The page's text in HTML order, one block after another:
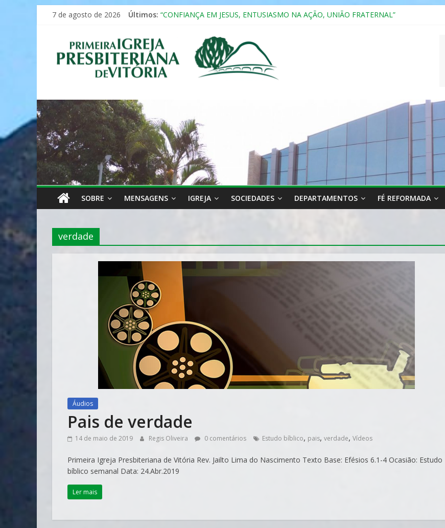
Pular
conteúdo
7 de agosto de 2026 Últimos: “CONFIANÇA EM JESUS, ENTUSIASMO NA AÇÃO, UNIÃO FRATERNAL”
Formação em Inclusão, Ensino e Relacionamento com Pessoas Atípicas
12º ENCONTRO DE CASAIS
MULHER PRESBITERIANA
Primeira
Igreja
Presbiteriana
de
Vitória
SOBRE MENSAGENS IGREJA SOCIEDADES DEPARTAMENTOS FÉ REFORMADA
verdade
Áudios
Pais de verdade
14 de maio de 2019 Regis Oliveira 0 comentários Estudo bíblico, pais, verdade, Vídeos
Primeira Igreja Presbiteriana de Vitória Rev. Jailto Lima do Nascimento Texto Base: Efésios 6.1-4 Ocasião: Estudo
bíblico semanal Data: 24.Abr.2019
Ler mais